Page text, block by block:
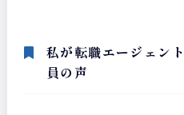
私が転職エージェン
員の声